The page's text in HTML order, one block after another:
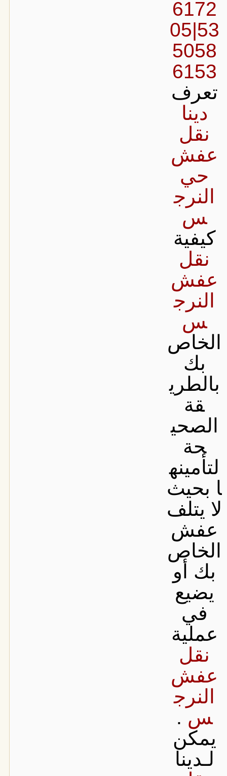
6172
53|05
5058
6153
تعرف
دينا
نقل
عفش
حي
النرج
س
كيفية
نقل
عفش
النرج
س
الخاص
بك
بالطري
قة
الصحي
حة
لتأمينه
ا بحيث
لا يتلف
عفش
الخاص
بك أو
يضيع
في
عملية
نقل
عفش
النرج
س .
يمكن
لـدينا